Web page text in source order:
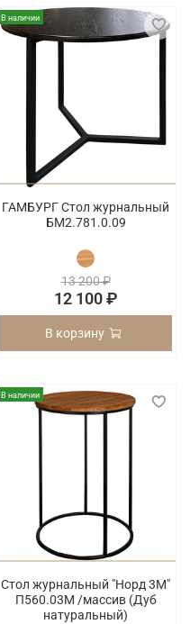
В наличии
ГАМБУРГ Стол журнальный
БМ2.781.0.09
13 200 ₽
12 100 ₽
В корзину
В наличии
Стол журнальный "Норд 3М"
П560.03М /массив (Дуб
натуральный)